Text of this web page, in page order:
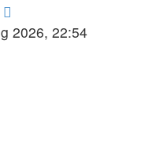
Beitrag
2026, 22:54